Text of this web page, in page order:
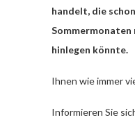
handelt, die
hinlegen könnte.
Ihnen wie immer
Informieren Sie